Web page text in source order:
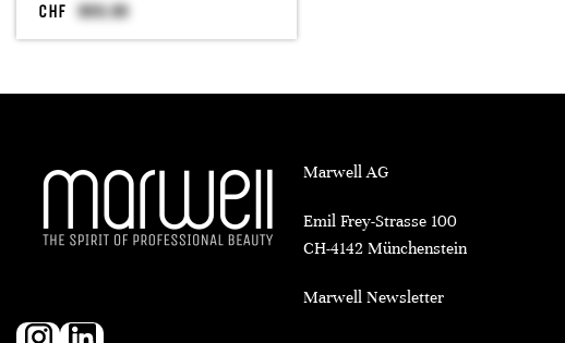
CHF
Marwell AG
Emil Frey-Strasse 100
CH-4142 Münchenstein
Marwell Newsletter